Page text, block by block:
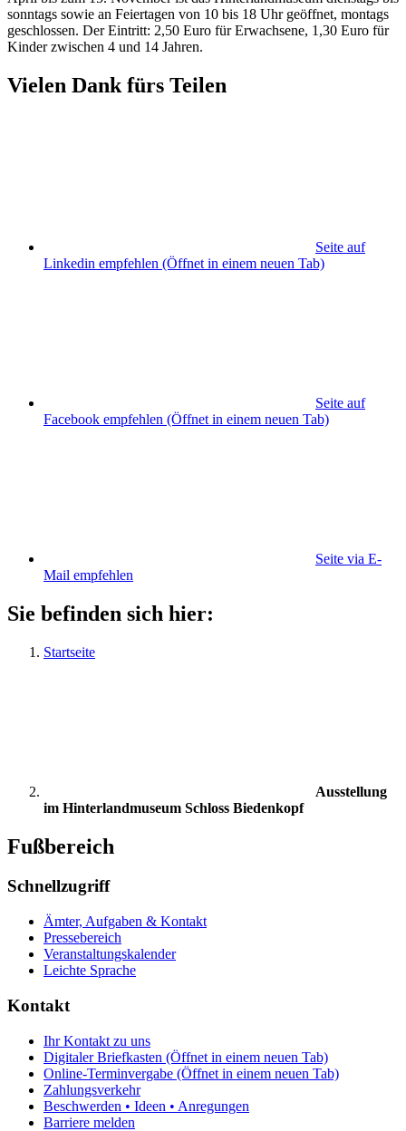
sonntags sowie an Feiertagen von 10 bis 18 Uhr geöffnet, montags
geschlossen. Der Eintritt: 2,50 Euro für Erwachsene, 1,30 Euro für
Kinder zwischen 4 und 14 Jahren.
Vielen Dank fürs Teilen
Seite auf
Linkedin empfehlen (Öffnet in einem neuen Tab)
Seite auf
Facebook empfehlen (Öffnet in einem neuen Tab)
Seite via E-
Mail empfehlen
Sie befinden sich hier:
Startseite
Ausstellung
im Hinterlandmuseum Schloss Biedenkopf
Fußbereich
Schnellzugriff
Ämter, Aufgaben & Kontakt
Pressebereich
Veranstaltungskalender
Leichte Sprache
Kontakt
Ihr Kontakt zu uns
Digitaler Briefkasten (Öffnet in einem neuen Tab)
Online-Terminvergabe (Öffnet in einem neuen Tab)
Zahlungsverkehr
Beschwerden • Ideen • Anregungen
Barriere melden